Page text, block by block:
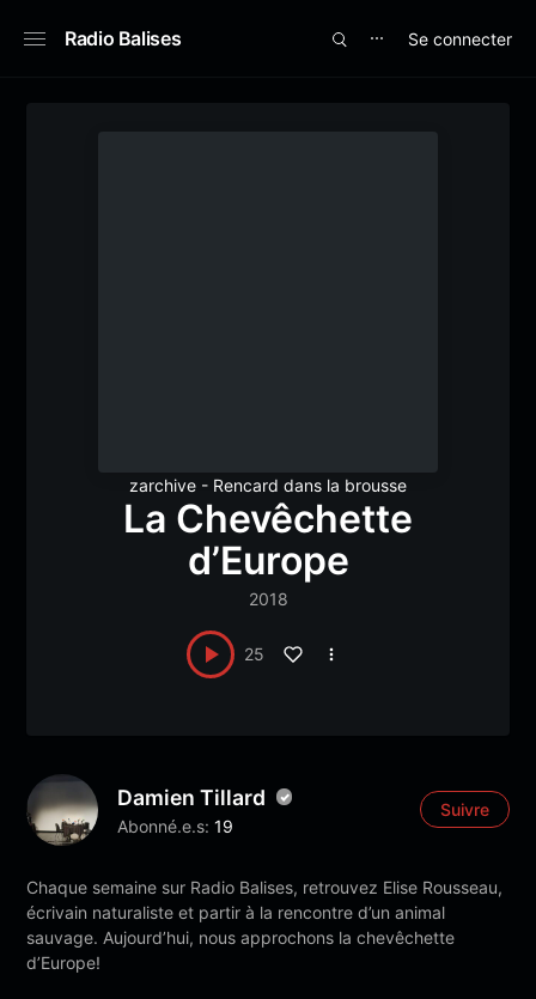
Radio Balises ⋯ Se connecter
zarchive - Rencard dans la brousse
La Chevêchette
d’Europe
2018
25
Damien Tillard
Abonné.e.s: 19
Suivre
Chaque semaine sur Radio Balises, retrouvez Elise Rousseau,
écrivain naturaliste et partir à la rencontre d’un animal
sauvage. Aujourd’hui, nous approchons la chevêchette
d’Europe!